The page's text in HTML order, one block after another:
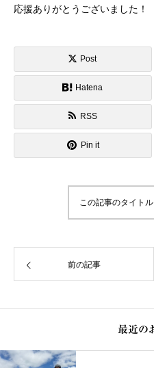
応援ありがとうございました！
Post
Hatena
RSS
Pin it
この記事のタイト
前の記事
最近の